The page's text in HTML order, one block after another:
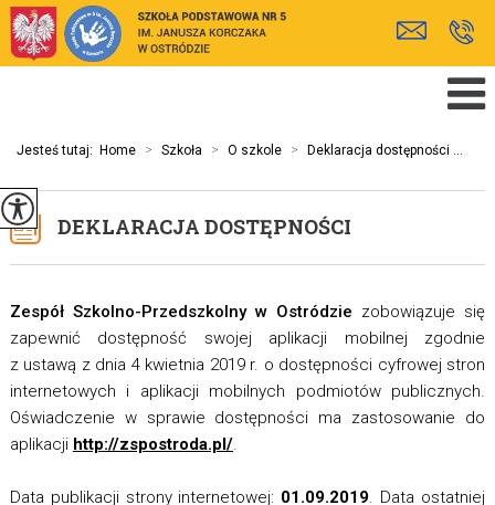
Jesteś tutaj: Home > Szkoła > O szkole > Deklaracja dostępności ...
DEKLARACJA DOSTĘPNOŚCI
Zespół Szkolno-Przedszkolny w Ostródzie zobowiązuje się
zapewnić dostępność swojej aplikacji mobilnej zgodnie
z ustawą z dnia 4 kwietnia 2019 r. o dostępności cyfrowej stron
internetowych i aplikacji mobilnych podmiotów publicznych.
Oświadczenie w sprawie dostępności ma zastosowanie do
aplikacji http://zspostroda.pl/.
Data publikacji strony internetowej: 01.09.2019. Data ostatniej